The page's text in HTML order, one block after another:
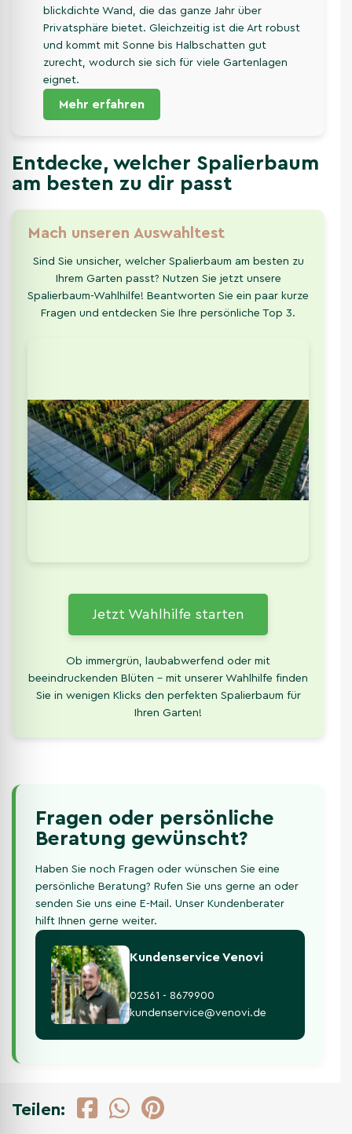
blickdichte Wand, die das ganze Jahr über
Privatsphäre bietet. Gleichzeitig ist die Art robust
und kommt mit Sonne bis Halbschatten gut
zurecht, wodurch sie sich für viele Gartenlagen
eignet.
Mehr erfahren
Entdecke, welcher Spalierbaum
am besten zu dir passt
Mach unseren Auswahltest
Sind Sie unsicher, welcher Spalierbaum am besten zu
Ihrem Garten passt? Nutzen Sie jetzt unsere
Spalierbaum-Wahlhilfe! Beantworten Sie ein paar kurze
Fragen und entdecken Sie Ihre persönliche Top 3.
Jetzt Wahlhilfe starten
Ob immergrün, laubabwerfend oder mit
beeindruckenden Blüten – mit unserer Wahlhilfe finden
Sie in wenigen Klicks den perfekten Spalierbaum für
Ihren Garten!
Fragen oder persönliche
Beratung gewünscht?
Haben Sie noch Fragen oder wünschen Sie eine
persönliche Beratung? Rufen Sie uns gerne an oder
senden Sie uns eine E-Mail. Unser Kundenberater
hilft Ihnen gerne weiter.
Kundenservice Venovi
02561 - 8679900
kundenservice@venovi.de
Teilen: